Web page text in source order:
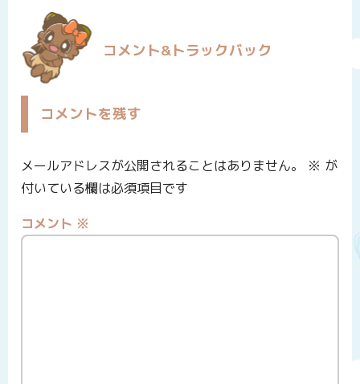
コメント&トラックバック
コメントを残す
メールアドレスが公開されることはありません。 ※ が
付いている欄は必須項目です
コメント ※